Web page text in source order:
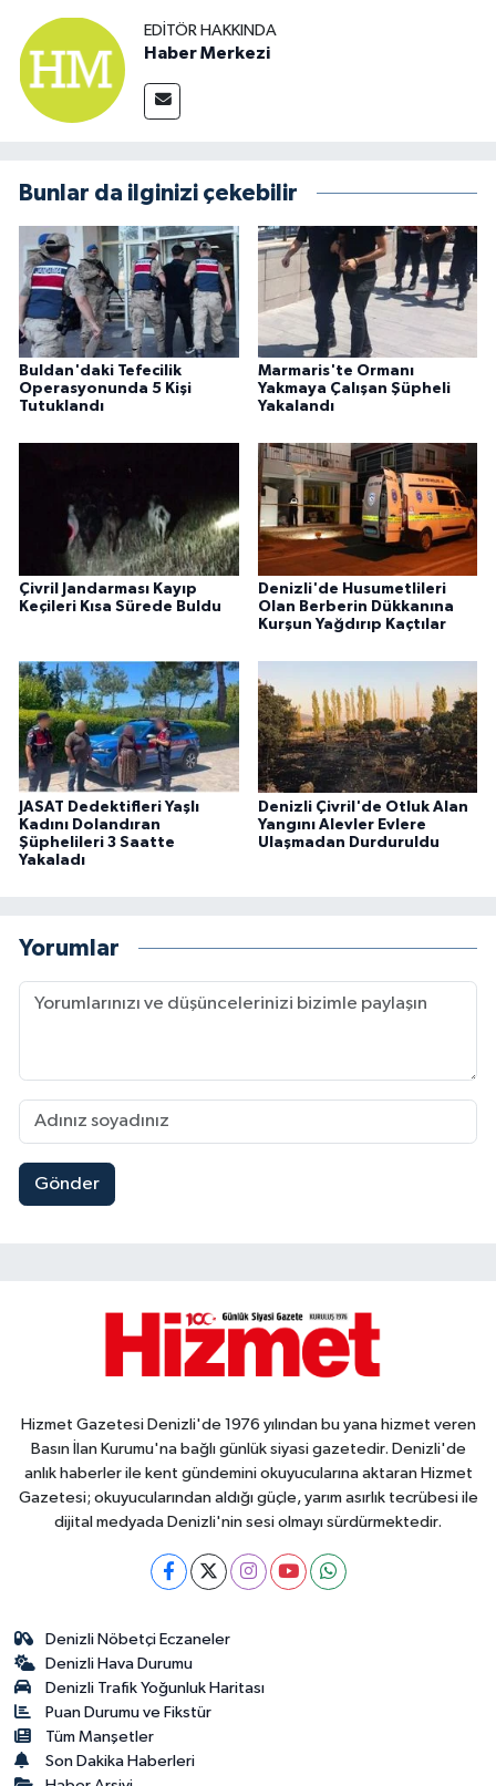
EDITÖR HAKKINDA
Haber Merkezi
Bunlar da ilginizi çekebilir
Buldan'daki Tefecilik
Operasyonunda 5 Kişi
Tutuklandı
Marmaris'te Ormanı
Yakmaya Çalışan Şüpheli
Yakalandı
Çivril Jandarması Kayıp
Keçileri Kısa Sürede Buldu
Denizli'de Husumetlileri
Olan Berberin Dükkanına
Kurşun Yağdırıp Kaçtılar
JASAT Dedektifleri Yaşlı
Kadını Dolandıran
Şüphelileri 3 Saatte
Yakaladı
Denizli Çivril'de Otluk Alan
Yangını Alevler Evlere
Ulaşmadan Durduruldu
Yorumlar
Gönder
Hizmet Gazetesi Denizli'de 1976 yılından bu yana hizmet veren
Basın İlan Kurumu'na bağlı günlük siyasi gazetedir. Denizli'de
anlık haberler ile kent gündemini okuyucularına aktaran Hizmet
Gazetesi; okuyucularından aldığı güçle, yarım asırlık tecrübesi ile
dijital medyada Denizli'nin sesi olmayı sürdürmektedir.
Denizli Nöbetçi Eczaneler
Denizli Hava Durumu
Denizli Trafik Yoğunluk Haritası
Puan Durumu ve Fikstür
Tüm Manşetler
Son Dakika Haberleri